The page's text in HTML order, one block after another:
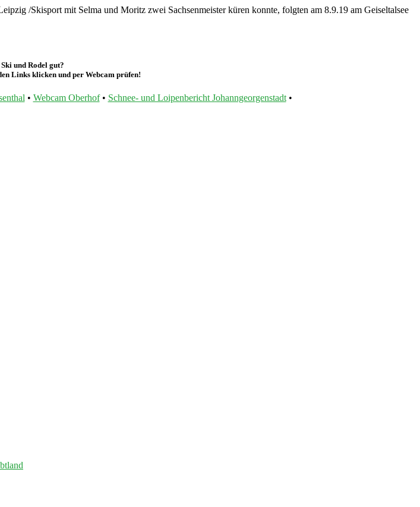
/Skisport mit Selma und Moritz zwei Sachsenmeister küren konnte, folgten am 8.9.19 am Geiseltalsee
Ski und Rodel gut?
Links klicken und per Webcam prüfen!
• Webcam Oberhof• Schnee- und Loipenbericht Johanngeorgenstadt•